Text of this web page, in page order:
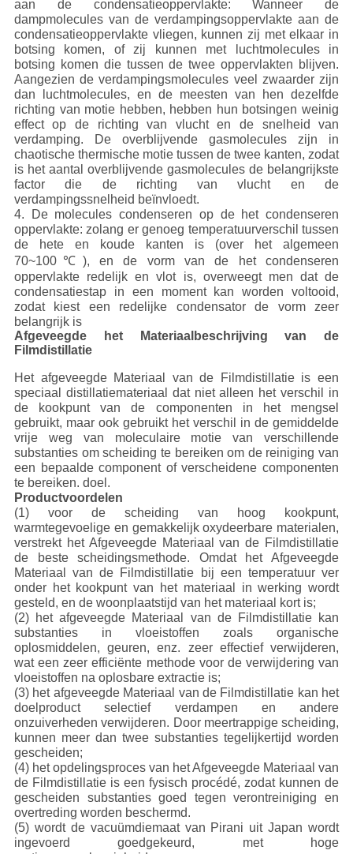
aan de condensatieoppervlakte: Wanneer de
dampmolecules van de verdampingsoppervlakte aan de
condensatieoppervlakte vliegen, kunnen zij met elkaar in
botsing komen, of zij kunnen met luchtmolecules in
botsing komen die tussen de twee oppervlakten blijven.
Aangezien de verdampingsmolecules veel zwaarder zijn
dan luchtmolecules, en de meesten van hen dezelfde
richting van motie hebben, hebben hun botsingen weinig
effect op de richting van vlucht en de snelheid van
verdamping. De overblijvende gasmolecules zijn in
chaotische thermische motie tussen de twee kanten, zodat
is het aantal overblijvende gasmolecules de belangrijkste
factor die de richting van vlucht en de
verdampingssnelheid beïnvloedt.
4. De molecules condenseren op de het condenseren
oppervlakte: zolang er genoeg temperatuurverschil tussen
de hete en koude kanten is (over het algemeen
70~100℃), en de vorm van de het condenseren
oppervlakte redelijk en vlot is, overweegt men dat de
condensatiestap in een moment kan worden voltooid,
zodat kiest een redelijke condensator de vorm zeer
belangrijk is
Afgeveegde het Materiaalbeschrijving van de
Filmdistillatie
Het afgeveegde Materiaal van de Filmdistillatie is een
speciaal distillatiemateriaal dat niet alleen het verschil in
de kookpunt van de componenten in het mengsel
gebruikt, maar ook gebruikt het verschil in de gemiddelde
vrije weg van moleculaire motie van verschillende
substanties om scheiding te bereiken om de reiniging van
een bepaalde component of verscheidene componenten
te bereiken. doel.
Productvoordelen
(1) voor de scheiding van hoog kookpunt,
warmtegevoelige en gemakkelijk oxydeerbare materialen,
verstrekt het Afgeveegde Materiaal van de Filmdistillatie
de beste scheidingsmethode. Omdat het Afgeveegde
Materiaal van de Filmdistillatie bij een temperatuur ver
onder het kookpunt van het materiaal in werking wordt
gesteld, en de woonplaatstijd van het materiaal kort is;
(2) het afgeveegde Materiaal van de Filmdistillatie kan
substanties in vloeistoffen zoals organische
oplosmiddelen, geuren, enz. zeer effectief verwijderen,
wat een zeer efficiënte methode voor de verwijdering van
vloeistoffen na oplosbare extractie is;
(3) het afgeveegde Materiaal van de Filmdistillatie kan het
doelproduct selectief verdampen en andere
onzuiverheden verwijderen. Door meertrappige scheiding,
kunnen meer dan twee substanties tegelijkertijd worden
gescheiden;
(4) het opdelingsproces van het Afgeveegde Materiaal van
de Filmdistillatie is een fysisch procédé, zodat kunnen de
gescheiden substanties goed tegen verontreiniging en
overtreding worden beschermd.
(5) wordt de vacuümdiemaat van Pirani uit Japan wordt
ingevoerd goedgekeurd, met hoge